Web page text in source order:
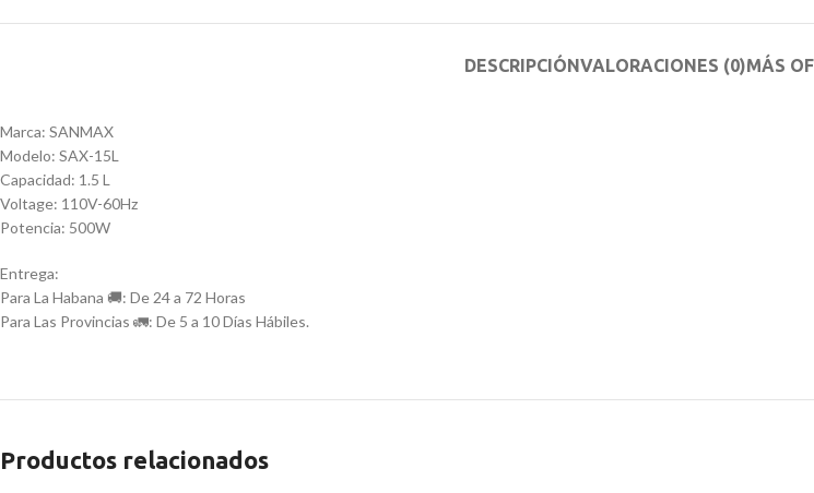
DESCRIPCIÓNVALORACIONES (0)MÁS
Marca: SANMAX
Modelo: SAX-15L
Capacidad: 1.5 L
Voltage: 110V-60Hz
Potencia: 500W
Entrega:
Para La Habana 🚚: De 24 a 72 Horas
Para Las Provincias 🚛: De 5 a 10 Días Hábiles.
Productos relacionados